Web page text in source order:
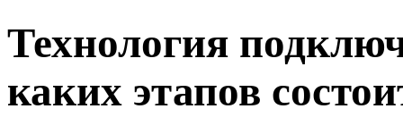
Технология
каких этапов